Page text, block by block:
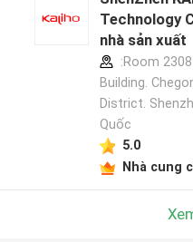
Technology
nhà sản xuất
:Room
Building.
District.
Quốc
5.0
Nhà cung